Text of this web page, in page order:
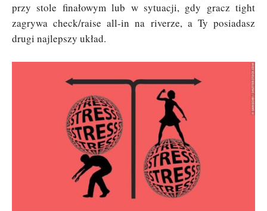
przy stole finałowym lub w sytuacji, gdy gracz tight
zagrywa check/raise all-in na riverze, a Ty posiadasz
drugi najlepszy układ.